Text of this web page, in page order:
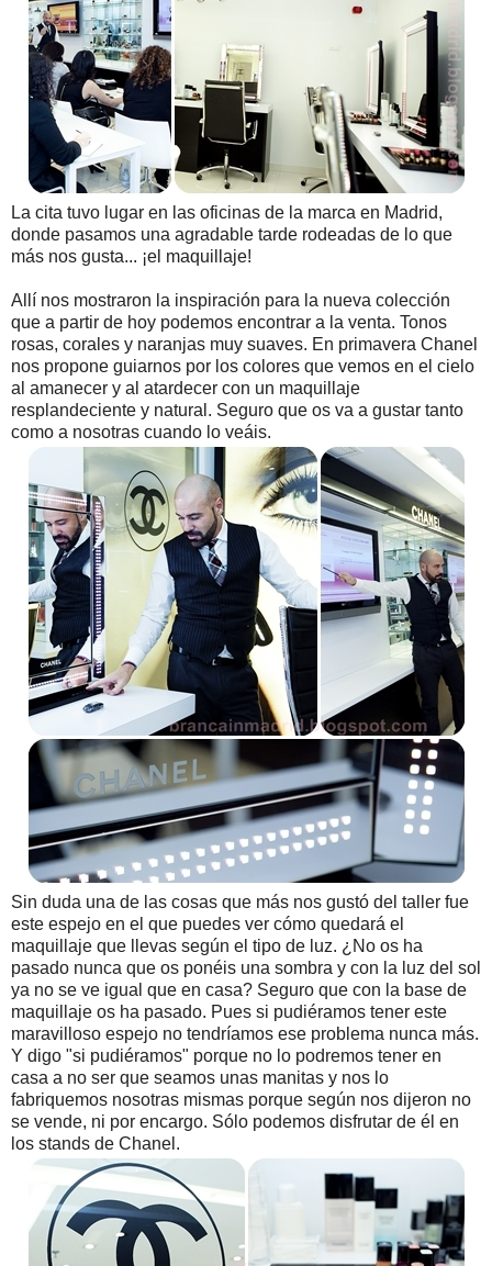
La cita tuvo lugar en las oficinas de la marca en Madrid,
donde pasamos una agradable tarde rodeadas de lo que
más nos gusta... ¡el maquillaje!
Allí nos mostraron la inspiración para la nueva colección
que a partir de hoy podemos encontrar a la venta. Tonos
rosas, corales y naranjas muy suaves. En primavera Chanel
nos propone guiarnos por los colores que vemos en el cielo
al amanecer y al atardecer con un maquillaje
resplandeciente y natural. Seguro que os va a gustar tanto
como a nosotras cuando lo veáis.
Sin duda una de las cosas que más nos gustó del taller fue
este espejo en el que puedes ver cómo quedará el
maquillaje que llevas según el tipo de luz. ¿No os ha
pasado nunca que os ponéis una sombra y con la luz del sol
ya no se ve igual que en casa? Seguro que con la base de
maquillaje os ha pasado. Pues si pudiéramos tener este
maravilloso espejo no tendríamos ese problema nunca más.
Y digo "si pudiéramos" porque no lo podremos tener en
casa a no ser que seamos unas manitas y nos lo
fabriquemos nosotras mismas porque según nos dijeron no
se vende, ni por encargo. Sólo podemos disfrutar de él en
los stands de Chanel.